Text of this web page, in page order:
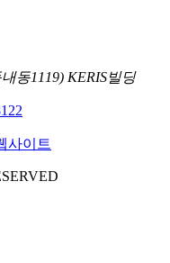
동1119) KERIS빌딩